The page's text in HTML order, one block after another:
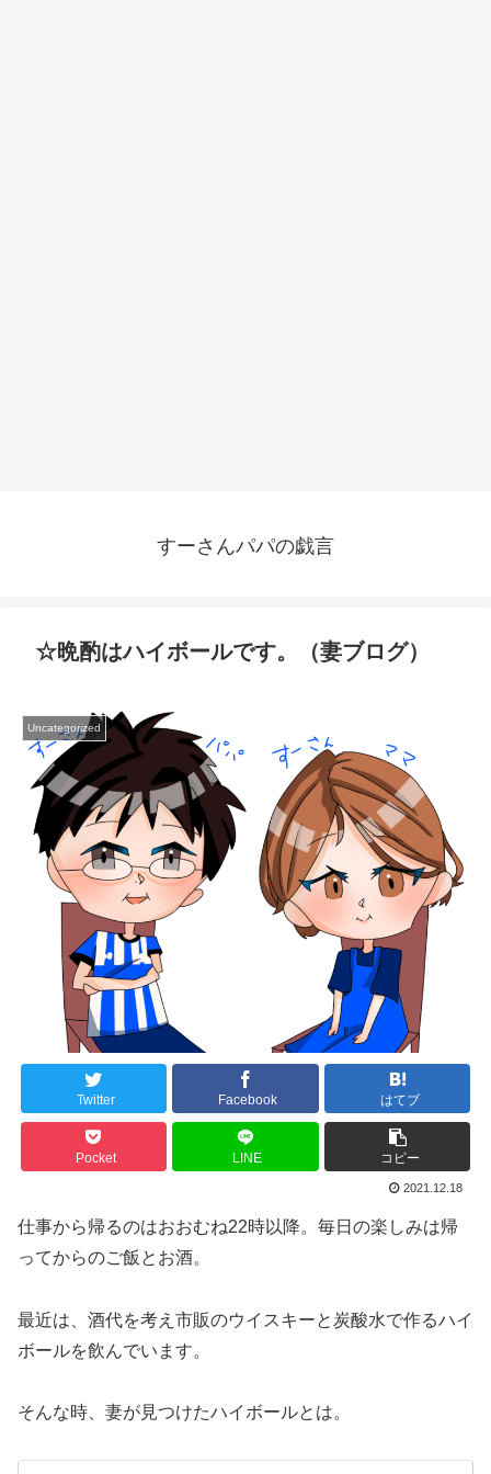
すーさんパパの戯言
☆晩酌はハイボールです。（妻ブログ）
Uncategorized
Twitter Facebook はてブ
Pocket LINE コピー
2021.12.18
仕事から帰るのはおおむね22時以降。毎日の楽しみは帰
ってからのご飯とお酒。
最近は、酒代を考え市販のウイスキーと炭酸水で作るハイ
ボールを飲んでいます。
そんな時、妻が見つけたハイボールとは。